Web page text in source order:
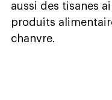
aussi des tisanes
produits
chanvre.